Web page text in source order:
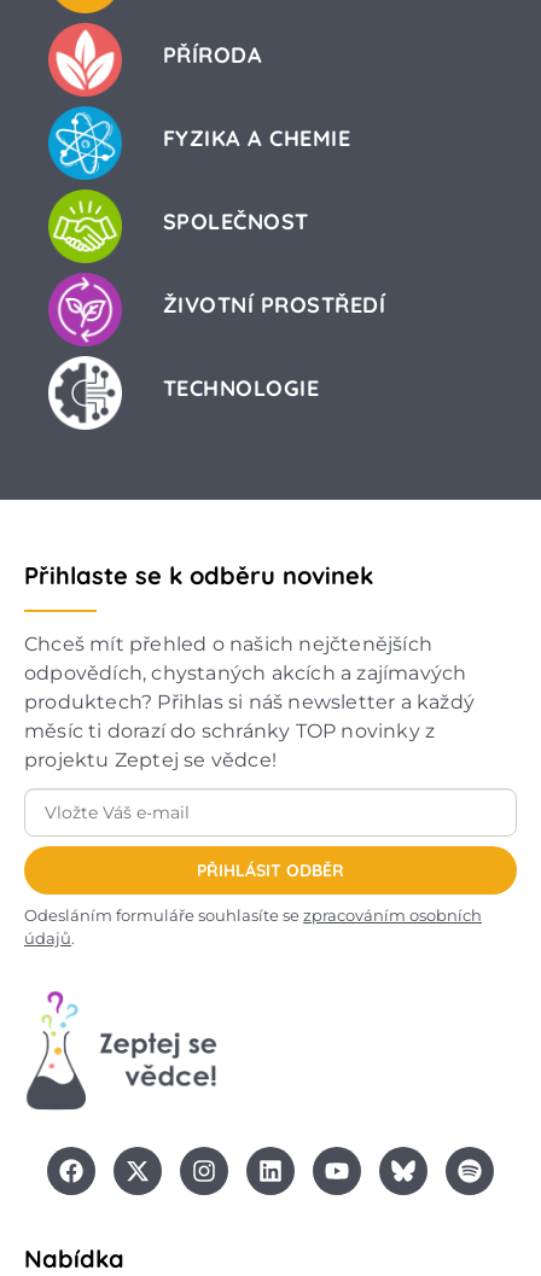
PŘÍRODA
FYZIKA A CHEMIE
SPOLEČNOST
ŽIVOTNÍ PROSTŘEDÍ
TECHNOLOGIE
Přihlaste se k odběru novinek
Chceš mít přehled o našich nejčtenějších
odpovědích, chystaných akcích a zajímavých
produktech? Přihlas si náš newsletter a každý
měsíc ti dorazí do schránky TOP novinky z
projektu Zeptej se vědce!
PŘIHLÁSIT ODBĚR
Odesláním formuláře souhlasíte sezpracováním osobních
údajů.
Nabídka